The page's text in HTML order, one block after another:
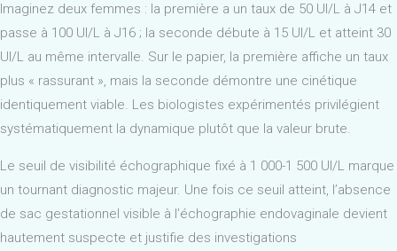
Imaginez deux femmes : la première a un taux de 50 UI/L à J14 et
passe à 100 UI/L à J16 ; la seconde débute à 15 UI/L et atteint 30
UI/L au même intervalle. Sur le papier, la première affiche un taux
plus « rassurant », mais la seconde démontre une cinétique
identiquement viable. Les biologistes expérimentés privilégient
systématiquement la dynamique plutôt que la valeur brute.
Le seuil de visibilité échographique fixé à 1 000-1 500 UI/L marque
un tournant diagnostic majeur. Une fois ce seuil atteint, l’absence
de sac gestationnel visible à l’échographie endovaginale devient
hautement suspecte et justifie des investigations